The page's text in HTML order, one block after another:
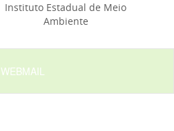
Instituto Estadual de Meio
Ambiente
WEBMAIL